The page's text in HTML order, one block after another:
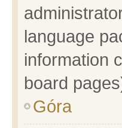
language
information
board
Góra